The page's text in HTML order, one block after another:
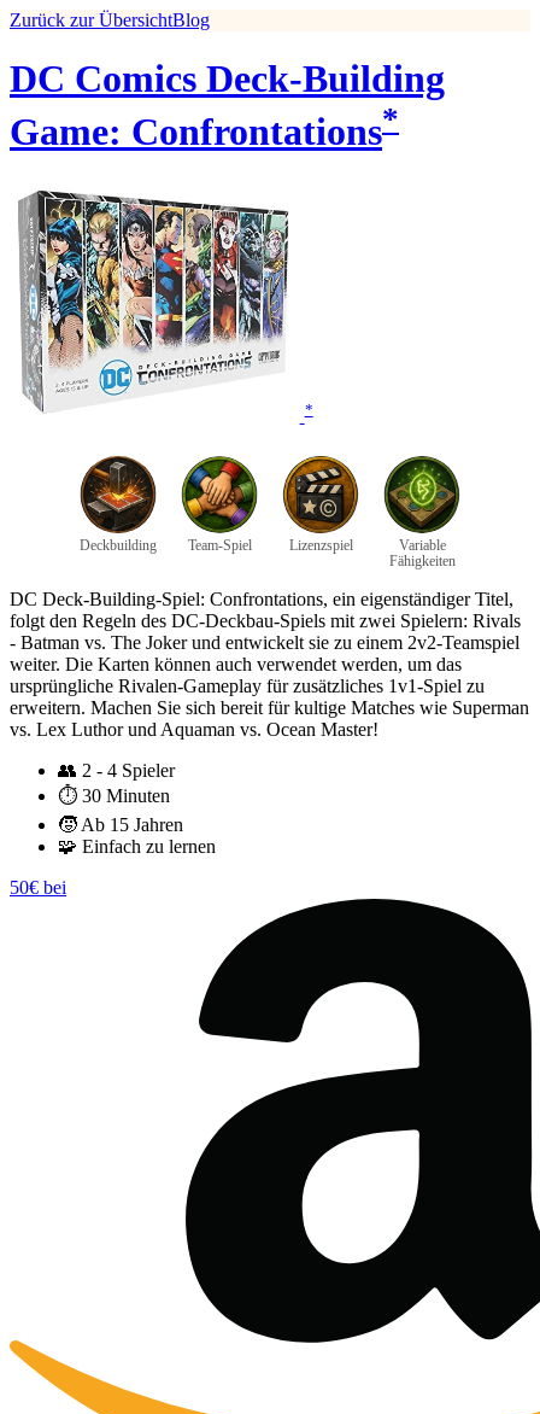
Zurück zur ÜbersichtBlog
DC Comics Deck-Building
Game: Confrontations*
*
Deckbuilding Team-Spiel Lizenzspiel
Variable
Fähigkeiten
DC Deck-Building-Spiel: Confrontations, ein eigenständiger Titel,
folgt den Regeln des DC-Deckbau-Spiels mit zwei Spielern: Rivals
- Batman vs. The Joker und entwickelt sie zu einem 2v2-Teamspiel
weiter. Die Karten können auch verwendet werden, um das
ursprüngliche Rivalen-Gameplay für zusätzliches 1v1-Spiel zu
erweitern. Machen Sie sich bereit für kultige Matches wie Superman
vs. Lex Luthor und Aquaman vs. Ocean Master!
👥 2 - 4 Spieler
⏱️ 30 Minuten
🧒 Ab 15 Jahren
🧩 Einfach zu lernen
50€ bei